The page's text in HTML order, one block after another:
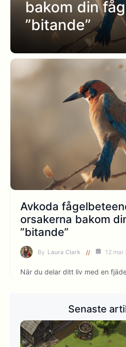
bakom din
”bitande”
Avkoda
orsakerna bakom
”bitande”
By Laura Clark 12 mar
När du delar ditt liv med en
Senaste